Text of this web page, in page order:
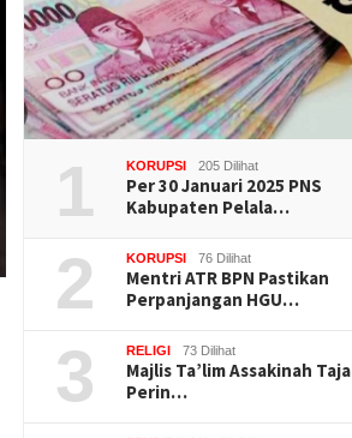
1 KORUPSI 205 Dilihat
Per 30 Januari 2025 PNS
Kabupaten Pelala…
2 KORUPSI 76 Dilihat
Mentri ATR BPN Pastikan
Perpanjangan HGU…
3 RELIGI 73 Dilihat
Majlis Ta’lim Assakinah Taja
Perin…